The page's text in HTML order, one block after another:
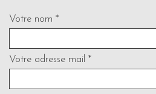
Votre nom *
Votre adresse mail *